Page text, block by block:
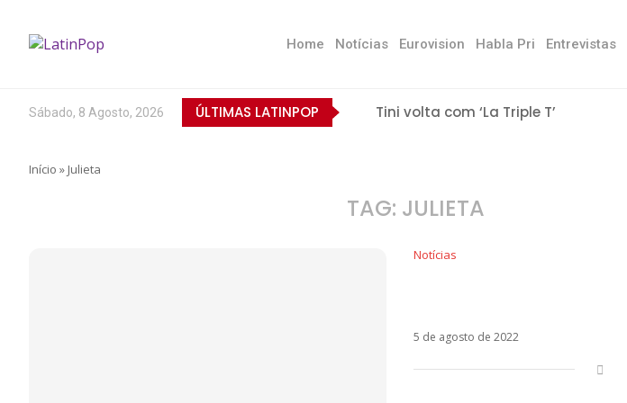
Home Notícias Eurovision Habla Pri Entrevistas
Sábado, 8 Agosto, 2026 ÚLTIMAS LATINPOP Tini volta com ‘La Triple T’
Início » Julieta
TAG: JULIETA
Notícias
5 de agosto de 2022